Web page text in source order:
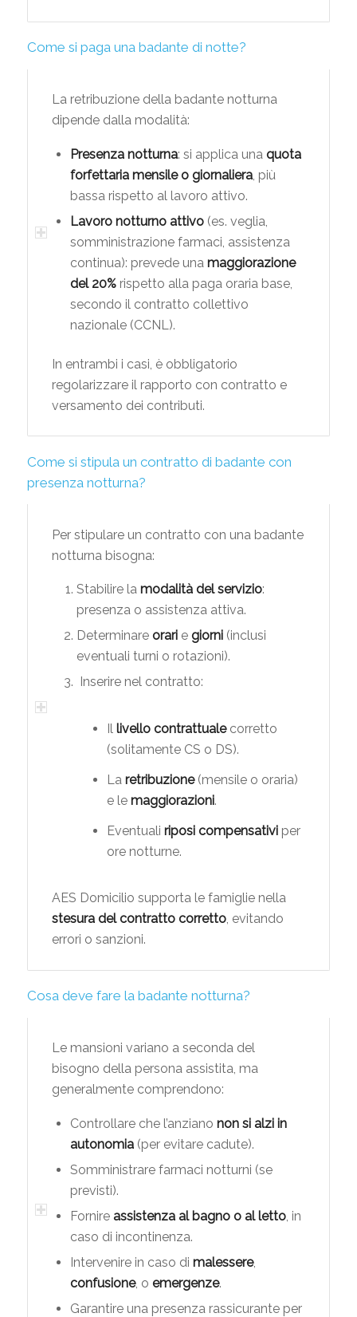
Come si paga una badante di notte?
La retribuzione della badante notturna
dipende dalla modalità:
Presenza notturna: si applica una quota
forfettaria mensile o giornaliera, più
bassa rispetto al lavoro attivo.
Lavoro notturno attivo(es. veglia,
somministrazione farmaci, assistenza
continua): prevede una maggiorazione
del 20%rispetto alla paga oraria base,
secondo il contratto collettivo
nazionale (CCNL).
In entrambi i casi, è obbligatorio
regolarizzare il rapporto con contratto e
versamento dei contributi.
Come si stipula un contratto di badante con
presenza notturna?
Per stipulare un contratto con una badante
notturna bisogna:
Stabilire la modalità del servizio:
presenza o assistenza attiva.
Determinare orarie giorni(inclusi
eventuali turni o rotazioni).
Inserire nel contratto:
Il livello contrattualecorretto
(solitamente CS o DS).
La retribuzione(mensile o oraria)
e le maggiorazioni.
Eventuali riposi compensativiper
ore notturne.
AES Domicilio supporta le famiglie nella
stesura del contratto corretto, evitando
errori o sanzioni.
Cosa deve fare la badante notturna?
Le mansioni variano a seconda del
bisogno della persona assistita, ma
generalmente comprendono:
Controllare che l’anziano non si alzi in
autonomia(per evitare cadute).
Somministrare farmaci notturni (se
previsti).
Fornire assistenza al bagno o al letto, in
caso di incontinenza.
Intervenire in caso di malessere,
confusione, o emergenze.
Garantire una presenza rassicurante per